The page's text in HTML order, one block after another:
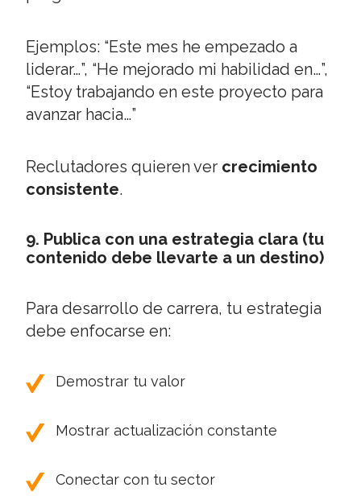
Ejemplos: “Este mes he empezado a
liderar…”, “He mejorado mi habilidad en…”,
“Estoy trabajando en este proyecto para
avanzar hacia…”
Reclutadores quieren ver crecimiento
consistente.
9. Publica con una estrategia clara (tu
contenido debe llevarte a un destino)
Para desarrollo de carrera, tu estrategia
debe enfocarse en:
Demostrar tu valor
Mostrar actualización constante
Conectar con tu sector